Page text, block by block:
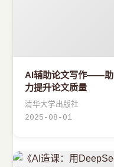
AI辅助论文写作——助
力提升论文质量
清华大学出版社
2025-08-01